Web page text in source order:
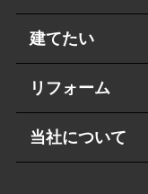
建てたい
リフォーム
当社について